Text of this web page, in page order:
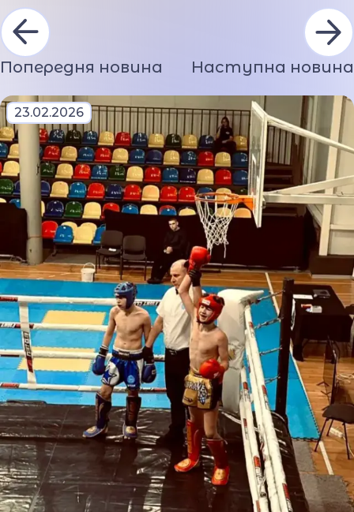
Попередня новина Наступна новина
23.02.2026